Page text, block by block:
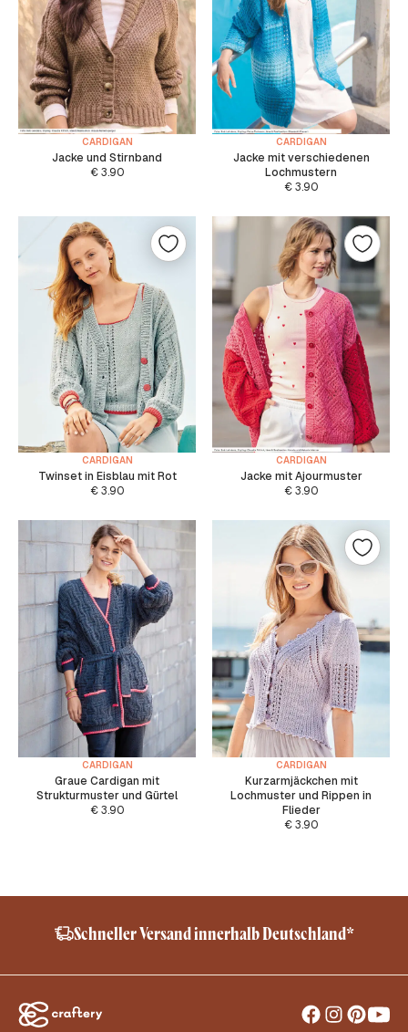
CARDIGAN
Jacke und Stirnband
€3.90
CARDIGAN
Jacke mit verschiedenen
Lochmustern
€3.90
CARDIGAN
Twinset in Eisblau mit Rot
€3.90
CARDIGAN
Jacke mit Ajourmuster
€3.90
CARDIGAN
Graue Cardigan mit
Strukturmuster und Gürtel
€3.90
CARDIGAN
Kurzarmjäckchen mit
Lochmuster und Rippen in
Flieder
€3.90
Schneller Versand innerhalb Deutschland*